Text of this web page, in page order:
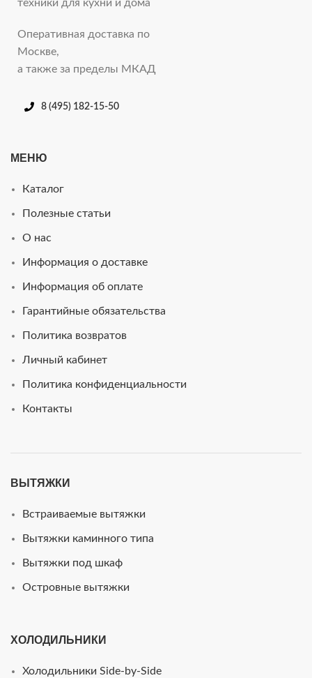
техники для кухни и дома
Оперативная доставка по
Москве,
а также за пределы МКАД
8 (495) 182-15-50
МЕНЮ
Каталог
Полезные статьи
О нас
Информация о доставке
Информация об оплате
Гарантийные обязательства
Политика возвратов
Личный кабинет
Политика конфиденциальности
Контакты
ВЫТЯЖКИ
Встраиваемые вытяжки
Вытяжки каминного типа
Вытяжки под шкаф
Островные вытяжки
ХОЛОДИЛЬНИКИ
Холодильники Side-by-Side